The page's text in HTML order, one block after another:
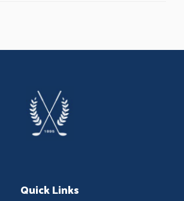
Quick Links